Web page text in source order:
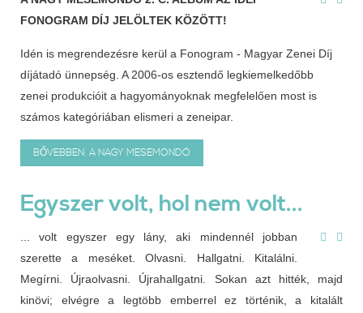
FONOGRAM DÍJ JELÖLTEK KÖZÖTT!
Idén is megrendezésre kerül a Fonogram - Magyar Zenei Díj
díjátadó ünnepség. A 2006-os esztendő legkiemelkedőbb
zenei produkcióit a hagyományoknak megfelelően most is
számos kategóriában elismeri a zeneipar.
BŐVEBBEN: A NAGY MESEMONDÓ
Egyszer volt, hol nem volt...
... volt egyszer egy lány, aki mindennél jobban
szerette a meséket. Olvasni. Hallgatni. Kitalálni.
Megírni. Újraolvasni. Újrahallgatni. Sokan azt hitték, majd
kinövi; elvégre a legtöbb emberrel ez történik, a kitalált